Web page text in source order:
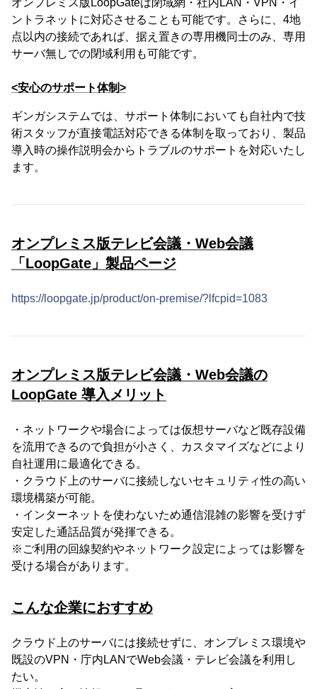
ントラネットに対応させることも可能です。さらに、4地
点以内の接続であれば、据え置きの専用機同士のみ、専用
サーバ無しでの閉域利用も可能です。
<安心のサポート体制>
ギンガシステムでは、サポート体制においても自社内で技
術スタッフが直接電話対応できる体制を取っており、製品
導入時の操作説明会からトラブルのサポートを対応いたし
ます。
オンプレミス版テレビ会議・Web会議
「LoopGate」製品ページ
https://loopgate.jp/product/on-premise/?lfcpid=1083
オンプレミス版テレビ会議・Web会議の
LoopGate 導入メリット
・ネットワークや場合によっては仮想サーバなど既存設備
を流用できるので負担が小さく、カスタマイズなどにより
自社運用に最適化できる。
・クラウド上のサーバに接続しないセキュリティ性の高い
環境構築が可能。
・インターネットを使わないため通信混雑の影響を受けず
安定した通話品質が発揮できる。
※ご利用の回線契約やネットワーク設定によっては影響を
受ける場合があります。
こんな企業におすすめ
クラウド上のサーバには接続せずに、オンプレミス環境や
既設のVPN・庁内LANでWeb会議・テレビ会議を利用し
たい。